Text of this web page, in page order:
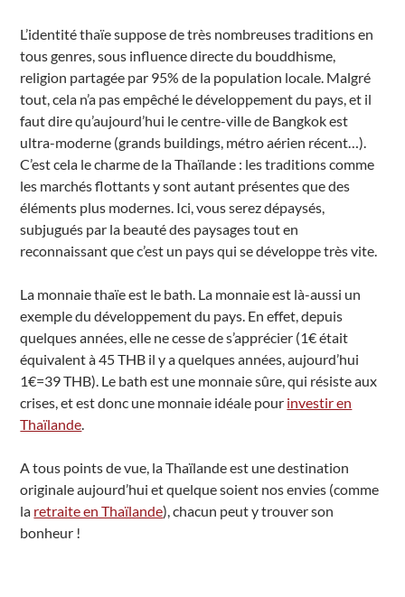
L’identité thaïe suppose de très nombreuses traditions en
tous genres, sous influence directe du bouddhisme,
religion partagée par 95% de la population locale. Malgré
tout, cela n’a pas empêché le développement du pays, et il
faut dire qu’aujourd’hui le centre-ville de Bangkok est
ultra-moderne (grands buildings, métro aérien récent…).
C’est cela le charme de la Thaïlande : les traditions comme
les marchés flottants y sont autant présentes que des
éléments plus modernes. Ici, vous serez dépaysés,
subjugués par la beauté des paysages tout en
reconnaissant que c’est un pays qui se développe très vite.
La monnaie thaïe est le bath. La monnaie est là-aussi un
exemple du développement du pays. En effet, depuis
quelques années, elle ne cesse de s’apprécier (1€ était
équivalent à 45 THB il y a quelques années, aujourd’hui
1€=39 THB). Le bath est une monnaie sûre, qui résiste aux
crises, et est donc une monnaie idéale pour investir en
Thaïlande.
A tous points de vue, la Thaïlande est une destination
originale aujourd’hui et quelque soient nos envies (comme
la retraite en Thaïlande), chacun peut y trouver son
bonheur !